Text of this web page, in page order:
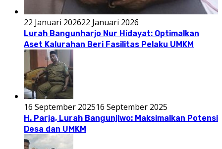
22 Januari 202622 Januari 2026
Lurah Bangunharjo Nur Hidayat: Optimalkan
Aset Kalurahan Beri Fasilitas Pelaku UMKM
16 September 202516 September 2025
H. Parja, Lurah Bangunjiwo: Maksimalkan Potensi
Desa dan UMKM